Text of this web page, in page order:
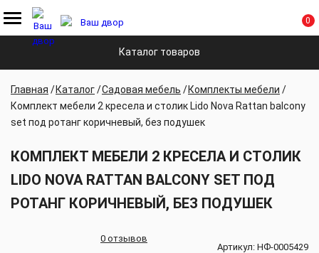
0
Каталог товаров
Главная Каталог Садовая мебель
Комплекты мебели
Комплект мебели 2 кресела и столик Lido Nova Rattan balcony
set под ротанг коричневый, без подушек
КОМПЛЕКТ МЕБЕЛИ 2 КРЕСЕЛА И СТОЛИК
LIDO NOVA RATTAN BALCONY SET ПОД
РОТАНГ КОРИЧНЕВЫЙ, БЕЗ ПОДУШЕК
Артикул: НФ-0005429
0 отзывов